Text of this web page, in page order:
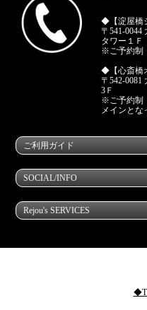
◆【淀屋橋
〒541-0044
タワー１Ｆ
※ご予約制
◆【心斎橋
〒542-0081
3Ｆ
※ご予約制
メインとな
ご利用ガイド
SOCIAL/INFO
Rejou's SERVICES